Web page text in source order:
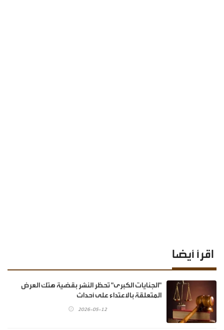
اقرأ أيضا
"الجنايات الكبرى" تحظر النشر بقضية هتك العرض
المتعلقة بالاعتداء على أحداث
2026-05-12